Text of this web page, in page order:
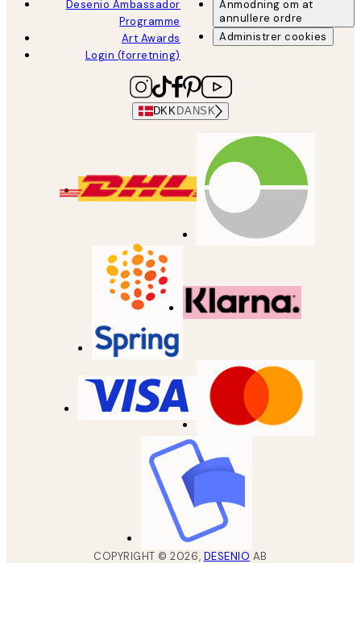
Desenio Ambassador
Programme
Art Awards
Login (forretning)
Anmodning om at
annullere ordre
Administrer cookies
DKK DANSK
COPYRIGHT ©2026, DESENIO AB